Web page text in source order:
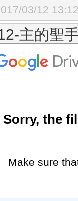
03/12
主的聖